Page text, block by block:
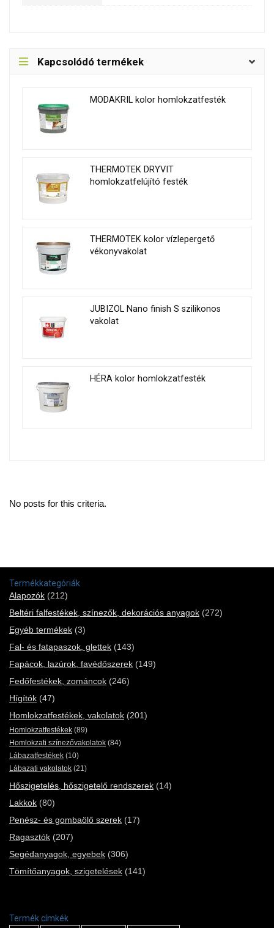
Kapcsolódó termékek
MODAKRIL kolor homlokzatfesték
THERMOTEK DRYVIT
homlokzatfelújító festék
THERMOTEK kolor vízlepergető
vékonyvakolat
JUBIZOL Nano finish S szilikonos
vakolat
HÉRA kolor homlokzatfesték
No posts for this criteria.
Termékkategóriák
Alapozók (212)
Beltéri falfestékek, színezők, dekorációs anyagok (272)
Egyéb termékek (3)
Fal- és fatapaszok, glettek (143)
Fapácok, lazúrok, favédőszerek (149)
Fedőfestékek, zománcok (246)
Hígítók (47)
Homlokzatfestékek, vakolatok (201)
Homlokzatfestékek (89)
Homlokzati színezővakolatok (84)
Lábazatfestékek (10)
Lábazati vakolatok (21)
Hőszigetelés, hőszigetelő rendszerek (14)
Lakkok (80)
Penész- és gombaölő szerek (17)
Ragasztók (207)
Segédanyagok, egyebek (306)
Tömítőanyagok, szigetelések (141)
Termék címkék